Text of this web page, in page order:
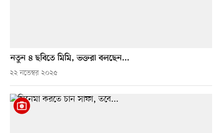
নতুন ৪ ছবিতে মিমি, ভক্তরা বলছেন...
২২ নভেম্বর ২০২৫